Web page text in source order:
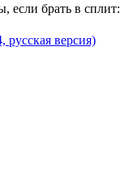
если брать в сплит:
русская версия)